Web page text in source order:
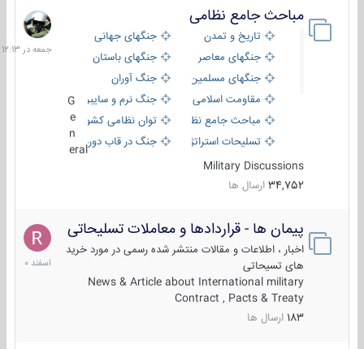
مباحث جامع نظامی
تاریخ و تمدن
جنگهای جهانی
جنگهای معاصر
جنگهای باستان
جنگهای مسلمین
جنگ آوران
مقاومت اسلامی
جنگ نرم و سایبری
مباحث جامع نظامی
توان نظامی کشورها
تسلیحات استراتژیک
جنگ در قاب دوربین
eral
Military Discussions
34,752 ارسال ها
جمعه
در
12:13
پیمان ها - قراردادها و معاملات تسلیحاتی
اخبار ، اطلاعات و مقالات منتشر شده رسمی در مورد خرید
های تسیحاتی
News & Article about International military
Contract , Pacts & Treaty
183 ارسال ها
7
اسفند
1400